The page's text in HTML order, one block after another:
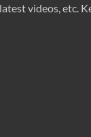
videos, etc.